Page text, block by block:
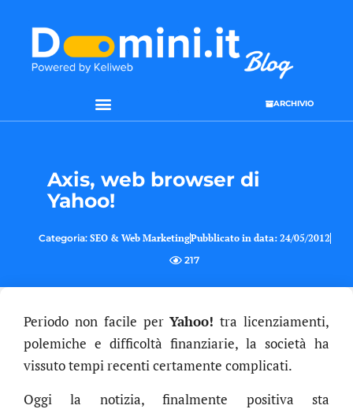
ARCHIVIO
Axis, web browser di
Yahoo!
Categoria: SEO & Web MarketingPubblicato in data: 24/05/2012
217
Periodo non facile perYahoo! tra licenziamenti,
polemiche e difficoltà finanziarie, la società ha
vissuto tempi recenti certamente complicati.
Oggi la notizia, finalmente positiva sta